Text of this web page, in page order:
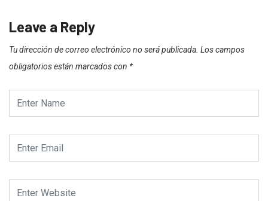
Leave a Reply
Tu dirección de correo electrónico no será publicada. Los campos
obligatorios están marcados con *